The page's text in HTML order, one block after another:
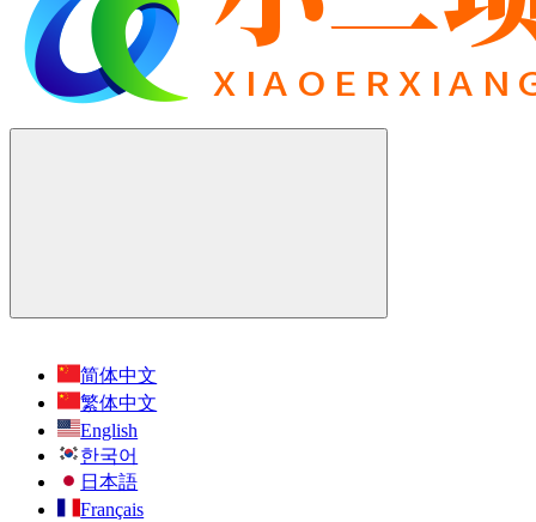
简体中文
繁体中文
English
한국어
日本語
Français